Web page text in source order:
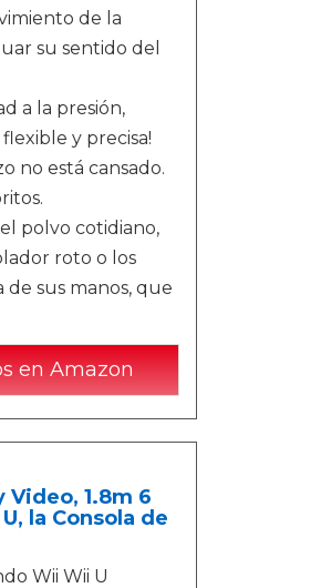
de la
su sentido del
a la presión,
y precisa!
no está cansado.
polvo cotidiano,
roto o los
de sus manos, que
en Amazon
Video, 1.8m 6
la Consola de
Wii Wii U